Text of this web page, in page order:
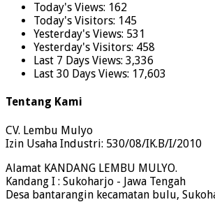
Today's Views: 162
Today's Visitors: 145
Yesterday's Views: 531
Yesterday's Visitors: 458
Last 7 Days Views: 3,336
Last 30 Days Views: 17,603
Tentang Kami
CV. Lembu Mulyo
Izin Usaha Industri: 530/08/IK.B/I/2010
Alamat KANDANG LEMBU MULYO.
Kandang I : Sukoharjo - Jawa Tengah
Desa bantarangin kecamatan bulu,